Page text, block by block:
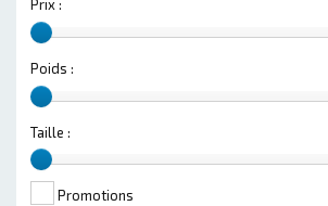
Prix :
Poids :
Taille :
Promotions